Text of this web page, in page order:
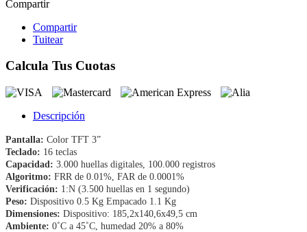
Compartir
Compartir
Tuitear
Calcula Tus Cuotas
Descripción
Pantalla: Color TFT 3”
Teclado: 16 teclas
Capacidad: 3.000 huellas digitales, 100.000 registros
Algoritmo: FRR de 0.01%, FAR de 0.0001%
Verificación: 1:N (3.500 huellas en 1 segundo)
Peso: Dispositivo 0.5 Kg Empacado 1.1 Kg
Dimensiones: Dispositivo: 185,2x140,6x49,5 cm
Ambiente: 0˚C a 45˚C, humedad 20% a 80%